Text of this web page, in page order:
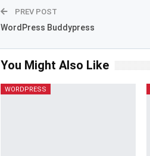
PREV POST
WordPress Buddypress
You Might Also Like
WORDPRESS